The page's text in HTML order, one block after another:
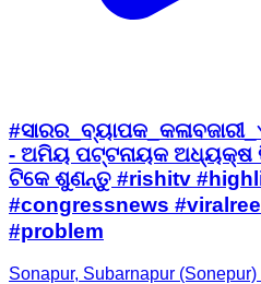
- ଅମିୟ ପଟ୍ଟନାୟକ ଅଧ୍ୟକ୍ଷ
ଟିକେ ଶୁଣନ୍ତୁ #rishitv
#congressnews
#problem
Sonapur, Subarnapur